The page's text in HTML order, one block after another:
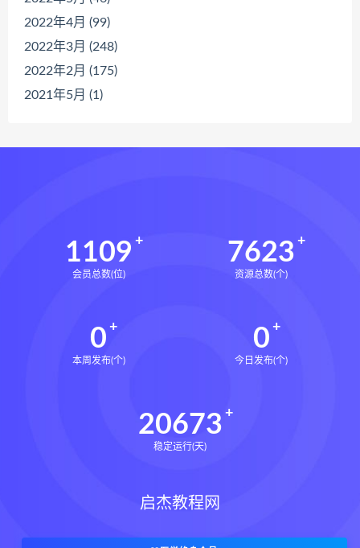
2022年4月 (99)
2022年3月 (248)
2022年2月 (175)
2021年5月 (1)
1109
会员总数(位)
7623
资源总数(个)
0
本周发布(个)
0
今日发布(个)
20673
稳定运行(天)
启杰教程网